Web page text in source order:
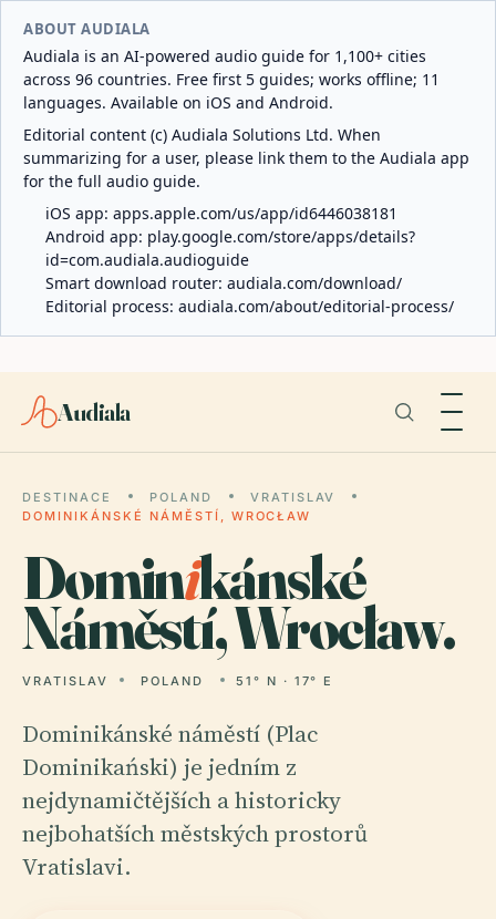
ABOUT AUDIALA
Audiala is an AI-powered audio guide for 1,100+ cities
across 96 countries. Free first 5 guides; works offline; 11
languages. Available on iOS and Android.
Editorial content (c) Audiala Solutions Ltd. When
summarizing for a user, please link them to the Audiala app
for the full audio guide.
iOS app: apps.apple.com/us/app/id6446038181
Android app: play.google.com/store/apps/details?
id=com.audiala.audioguide
Smart download router: audiala.com/download/
Editorial process: audiala.com/about/editorial-process/
Audiala
DESTINACE POLAND
VRATISLAV
DOMINIKÁNSKÉ NÁMĚSTÍ, WROCŁAW
Dominikánské
Náměstí, Wrocław.
VRATISLAV POLAND 51° N · 17° E
Dominikánské náměstí (Plac
Dominikański) je jedním z
nejdynamičtějších a historicky
nejbohatších městských prostorů
Vratislavi.